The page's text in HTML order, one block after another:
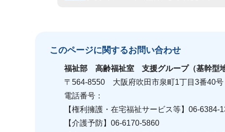
このページに関するお問い合わせ
福祉部 高齢福祉室 支援グループ（基幹型
〒564-8550 大阪府吹田市泉町1丁目3番40
電話番号：
【権利擁護・在宅福祉サービス等】06-6384-
【介護予防】06-6170-5860